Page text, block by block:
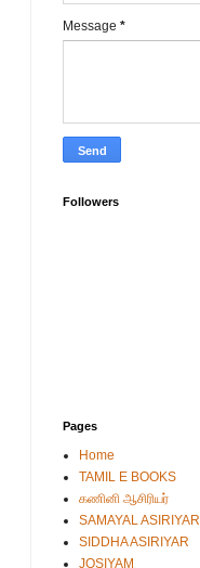
Message *
Followers
Pages
Home
TAMIL E BOOKS
கணினி ஆசிரியர்
SAMAYAL ASIRIYAR
SIDDHA ASIRIYAR
JOSIYAM